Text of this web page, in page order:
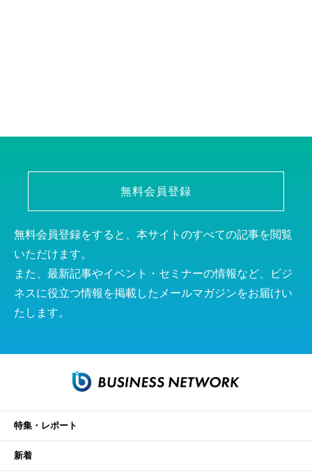
無料会員登録
無料会員登録をすると、本サイトのすべての記事を閲覧
いただけます。
また、最新記事やイベント・セミナーの情報など、ビジ
ネスに役立つ情報を掲載したメールマガジンをお届けい
たします。
特集・レポート
新着